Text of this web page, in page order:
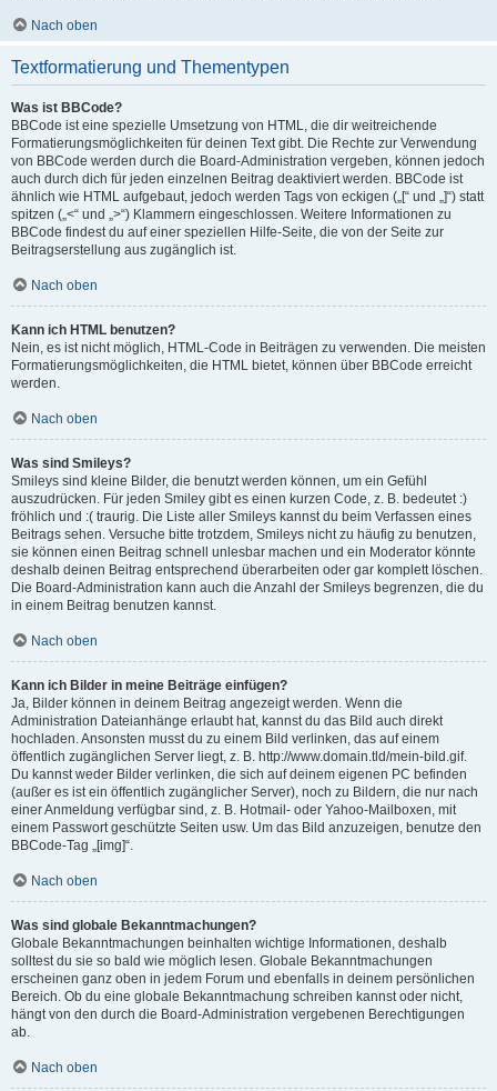
Nach oben
Textformatierung und Thementypen
Was ist BBCode?
BBCode ist eine spezielle Umsetzung von HTML, die dir weitreichende
Formatierungsmöglichkeiten für deinen Text gibt. Die Rechte zur Verwendung
von BBCode werden durch die Board-Administration vergeben, können jedoch
auch durch dich für jeden einzelnen Beitrag deaktiviert werden. BBCode ist
ähnlich wie HTML aufgebaut, jedoch werden Tags von eckigen („[“ und „]“) statt
spitzen („<“ und „>“) Klammern eingeschlossen. Weitere Informationen zu
BBCode findest du auf einer speziellen Hilfe-Seite, die von der Seite zur
Beitragserstellung aus zugänglich ist.
Nach oben
Kann ich HTML benutzen?
Nein, es ist nicht möglich, HTML-Code in Beiträgen zu verwenden. Die meisten
Formatierungsmöglichkeiten, die HTML bietet, können über BBCode erreicht
werden.
Nach oben
Was sind Smileys?
Smileys sind kleine Bilder, die benutzt werden können, um ein Gefühl
auszudrücken. Für jeden Smiley gibt es einen kurzen Code, z. B. bedeutet :)
fröhlich und :( traurig. Die Liste aller Smileys kannst du beim Verfassen eines
Beitrags sehen. Versuche bitte trotzdem, Smileys nicht zu häufig zu benutzen,
sie können einen Beitrag schnell unlesbar machen und ein Moderator könnte
deshalb deinen Beitrag entsprechend überarbeiten oder gar komplett löschen.
Die Board-Administration kann auch die Anzahl der Smileys begrenzen, die du
in einem Beitrag benutzen kannst.
Nach oben
Kann ich Bilder in meine Beiträge einfügen?
Ja, Bilder können in deinem Beitrag angezeigt werden. Wenn die
Administration Dateianhänge erlaubt hat, kannst du das Bild auch direkt
hochladen. Ansonsten musst du zu einem Bild verlinken, das auf einem
öffentlich zugänglichen Server liegt, z. B. http://www.domain.tld/mein-bild.gif.
Du kannst weder Bilder verlinken, die sich auf deinem eigenen PC befinden
(außer es ist ein öffentlich zugänglicher Server), noch zu Bildern, die nur nach
einer Anmeldung verfügbar sind, z. B. Hotmail- oder Yahoo-Mailboxen, mit
einem Passwort geschützte Seiten usw. Um das Bild anzuzeigen, benutze den
BBCode-Tag „[img]“.
Nach oben
Was sind globale Bekanntmachungen?
Globale Bekanntmachungen beinhalten wichtige Informationen, deshalb
solltest du sie so bald wie möglich lesen. Globale Bekanntmachungen
erscheinen ganz oben in jedem Forum und ebenfalls in deinem persönlichen
Bereich. Ob du eine globale Bekanntmachung schreiben kannst oder nicht,
hängt von den durch die Board-Administration vergebenen Berechtigungen
ab.
Nach oben